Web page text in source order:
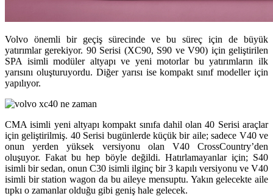
Volvo önemli bir geçiş sürecinde ve bu süreç için de büyük
yatırımlar gerekiyor. 90 Serisi (XC90, S90 ve V90) için geliştirilen
SPA isimli modüler altyapı ve yeni motorlar bu yatırımların ilk
yarısını oluşturuyordu. Diğer yarısı ise kompakt sınıf modeller için
yapılıyor.
CMA isimli yeni altyapı kompakt sınıfa dahil olan 40 Serisi araçlar
için geliştirilmiş. 40 Serisi bugünlerde küçük bir aile; sadece V40 ve
onun yerden yüksek versiyonu olan V40 CrossCountry’den
oluşuyor. Fakat bu hep böyle değildi. Hatırlamayanlar için; S40
isimli bir sedan, onun C30 isimli ilginç bir 3 kapılı versiyonu ve V40
isimli bir station wagon da bu aileye mensuptu. Yakın gelecekte aile
tıpkı o zamanlar olduğu gibi geniş hale gelecek.